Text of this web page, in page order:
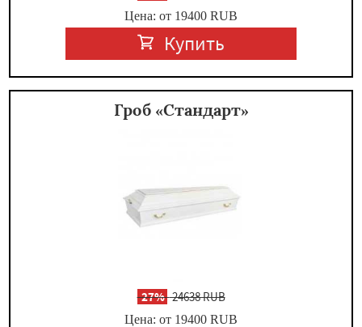
Цена: от 19400 RUB
Купить
Гроб «Стандарт»
-27%24638 RUB
Цена: от 19400 RUB